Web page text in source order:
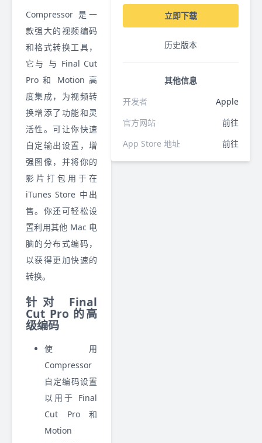
Compressor 是一
款强大的视频编码
和格式转换工具，
它与 与 Final Cut
Pro 和 Motion 高
度集成，为视频转
换增添了功能和灵
活性。可让你快速
自定输出设置，增
强图像，并将你的
影片打包用于在
iTunes Store 中出
售。你还可轻松设
置利用其他 Mac 电
脑的分布式编码，
以获得更加快速的
转换。
针对 Final
Cut Pro 的高
级编码
使用
Compressor
自定编码设置
以用于 Final
Cut Pro 和
Motion
立即下载
历史版本
其他信息
开发者
Apple
官方网站
前往
App Store 地址
前往